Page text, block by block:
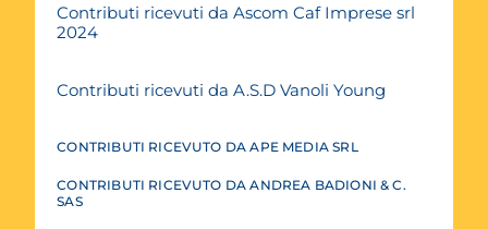
Contributi ricevuti da Ascom Caf Imprese srl
2024
Contributi ricevuti da A.S.D Vanoli Young
CONTRIBUTI RICEVUTO DA APE MEDIA SRL
CONTRIBUTI RICEVUTO DA ANDREA BADIONI & C.
SAS